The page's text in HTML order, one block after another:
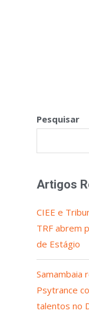
Pesquisar
Artigos
CIEE e
TRF abrem
de Estágio
Samambaia
Psytrance
talentos no